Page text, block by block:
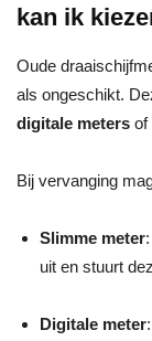
kan ik
Oude
als ongeschikt.
digitale meters of
Bij vervanging
Slimme meter
uit en stuurt
Digitale meter